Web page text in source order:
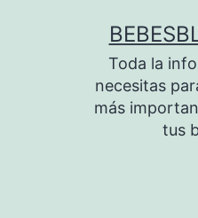
Toda la
necesitas
más
tus